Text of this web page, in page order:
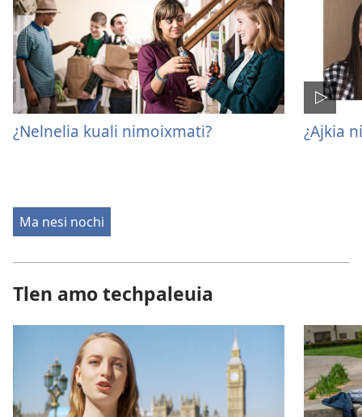
¿Nelnelia kuali nimoixmati? ¿Ajkia
Ma nesi nochi
Tlen amo techpaleuia